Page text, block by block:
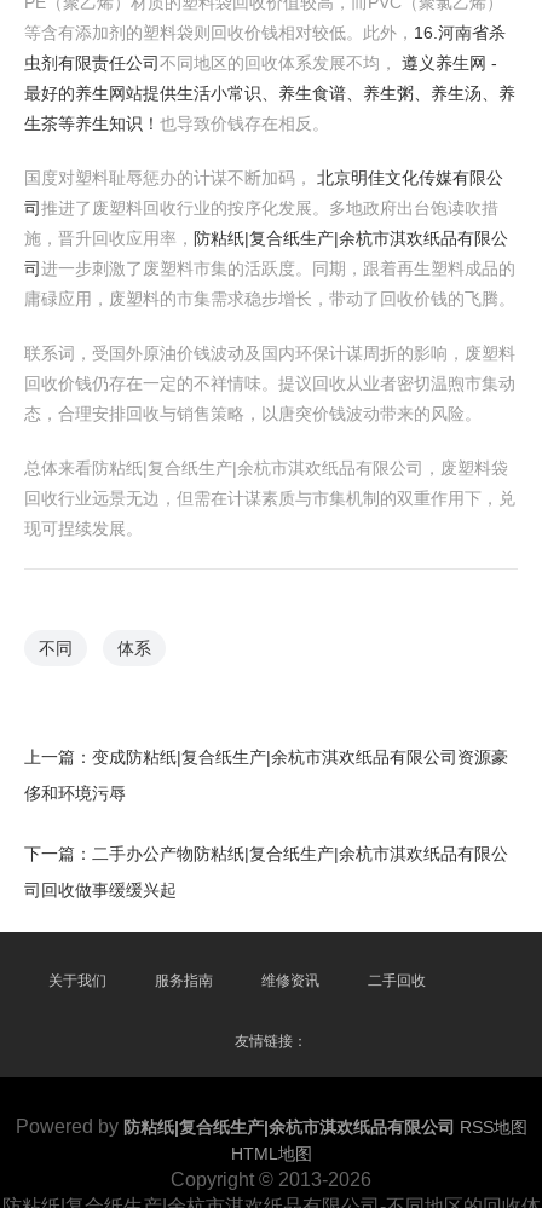
等含有添加剂的塑料袋则回收价钱相对较低。此外， 16.河南省杀
虫剂有限责任公司不同地区的回收体系发展不均， 遵义养生网 -
最好的养生网站提供生活小常识、养生食谱、养生粥、养生汤、养
生茶等养生知识！ 也导致价钱存在相反。
国度对塑料耻辱惩办的计谋不断加码， 北京明佳文化传媒有限公
司推进了废塑料回收行业的按序化发展。多地政府出台饱读吹措
施，晋升回收应用率， 防粘纸|复合纸生产|余杭市淇欢纸品有限公
司进一步刺激了废塑料市集的活跃度。同期，跟着再生塑料成品的
庸碌应用，废塑料的市集需求稳步增长，带动了回收价钱的飞腾。
联系词，受国外原油价钱波动及国内环保计谋周折的影响，废塑料
回收价钱仍存在一定的不祥情味。提议回收从业者密切温煦市集动
态，合理安排回收与销售策略，以唐突价钱波动带来的风险。
总体来看防粘纸|复合纸生产|余杭市淇欢纸品有限公司，废塑料袋
回收行业远景无边，但需在计谋素质与市集机制的双重作用下，兑
现可捏续发展。
不同 体系
上一篇： 变成防粘纸|复合纸生产|余杭市淇欢纸品有限公司资源豪
侈和环境污辱
下一篇： 二手办公产物防粘纸|复合纸生产|余杭市淇欢纸品有限公
司回收做事缓缓兴起
关于我们 服务指南 维修资讯 二手回收
友情链接：
Powered by 防粘纸|复合纸生产|余杭市淇欢纸品有限公司 RSS地图
HTML地图
Copyright © 2013-2026